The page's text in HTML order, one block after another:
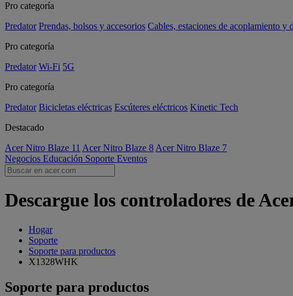
Pro categoría
Predator Prendas, bolsos y accesorios Cables, estaciones de acoplamiento y
Pro categoría
Predator Wi-Fi 5G
Pro categoría
Predator Bicicletas eléctricas Escúteres eléctricos Kinetic Tech
Destacado
Acer Nitro Blaze 11 Acer Nitro Blaze 8 Acer Nitro Blaze 7
Negocios Educación Soporte Eventos
Descargue los controladores de
Hogar
Soporte
Soporte para productos
X1328WHK
Soporte para productos